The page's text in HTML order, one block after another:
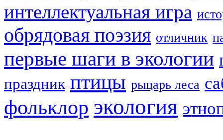
интеллектуальная игра
обрядовая поэзия отличник
первые шаги в экологии
праздник птицы рыцарь леса
фольклор экология